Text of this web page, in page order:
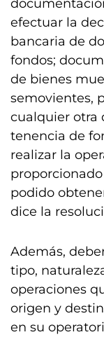
efectuar la
bancaria de
fondos;
de bienes
semovientes,
cualquier otra
tenencia de
realizar la
podido
dice la
Además,
tipo,
operaciones
origen y
en su